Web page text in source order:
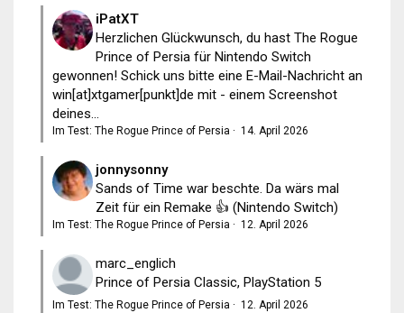
iPatXT
Herzlichen Glückwunsch, du hast The Rogue
Prince of Persia für Nintendo Switch
gewonnen! Schick uns bitte eine E-Mail-Nachricht an
win[at]xtgamer[punkt]de mit - einem Screenshot
deines...
Im Test: The Rogue Prince of Persia · 14. April 2026
jonnysonny
Sands of Time war beschte. Da wärs mal
Zeit für ein Remake 👍 (Nintendo Switch)
Im Test: The Rogue Prince of Persia · 12. April 2026
marc_englich
Prince of Persia Classic, PlayStation 5
Im Test: The Rogue Prince of Persia · 12. April 2026